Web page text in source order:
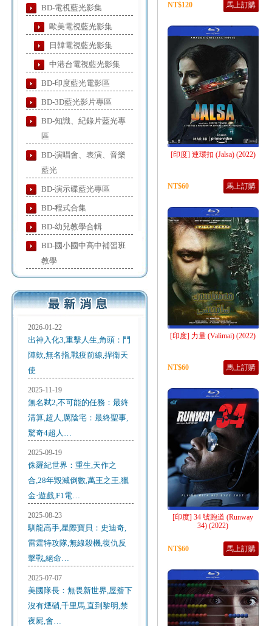
BD-電視藍光影集
歐美電視藍光影集
日韓電視藍光影集
中港台電視藍光影集
BD-印度藍光電影區
BD-3D藍光影片專區
BD-知識、紀錄片藍光專
區
BD-演唱會、表演、音樂
藍光
BD-演示碟藍光專區
BD-程式合集
BD-幼兒教學合輯
BD-國小國中高中補習班
教學
2026-01-22
出神入化3,重擊人生,角頭：鬥
陣欸,無名指,戰疫前線,捍衛天
使
2025-11-19
無名弒2,不可能的任務：最終
清算,超人,厲陰宅：最終聖事,
驚奇4超人…
2025-09-19
侏羅紀世界：重生,天作之
合,28年毀滅倒數,萬王之王,獵
金·遊戲,F1電…
2025-08-23
馴龍高手,星際寶貝：史迪奇,
雷霆特攻隊,無線殺機,復仇反
擊戰,絕命…
2025-07-07
美國隊長：無畏新世界,屋簷下
沒有煙硝,千里馬,直到黎明,禁
夜屍,會…
NT$120 馬上訂購
[印度] 連環扣 (Jalsa) (2022)
NT$60 馬上訂購
[印度] 力量 (Valimai) (2022)
NT$60 馬上訂購
[印度] 34 號跑道 (Runway
34) (2022)
NT$60 馬上訂購